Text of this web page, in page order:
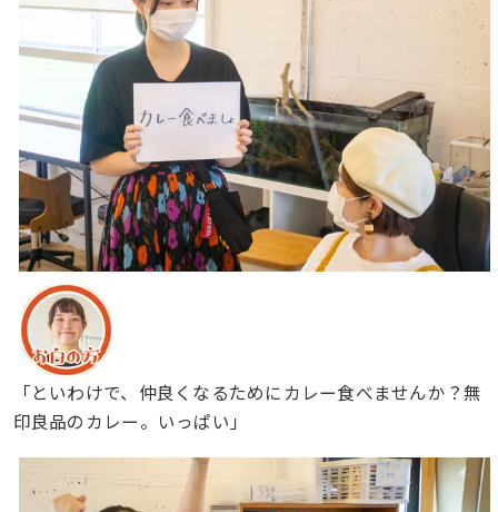
「といわけで、仲良くなるためにカレー食べませんか？無
印良品のカレー。いっぱい」